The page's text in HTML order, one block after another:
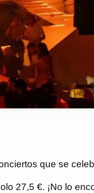
que se
27,5 €. ¡No lo